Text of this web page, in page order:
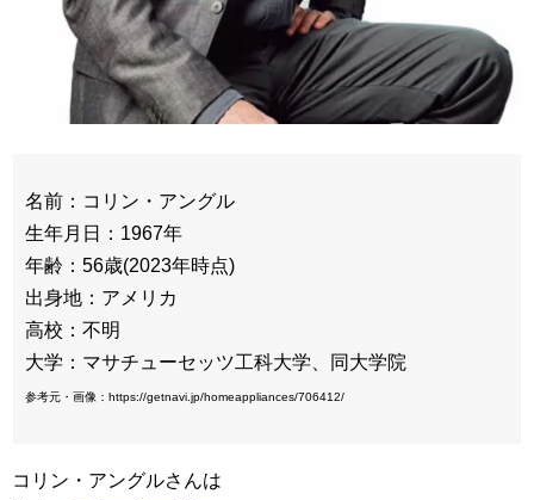
名前：コリン・アングル
生年月日：1967年
年齢：56歳(2023年時点)
出身地：アメリカ
高校：不明
大学：マサチューセッツ工科大学、同大学院
参考元・画像：https://getnavi.jp/homeappliances/706412/
コリン・アングルさんは